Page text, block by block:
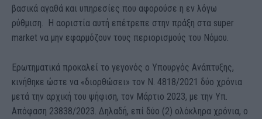
βασικά αγαθά και υπηρεσίες που αφορούσε η εν λόγω
ρύθμιση. Η αοριστία αυτή επέτρεπε στην πράξη στα super
market να μην εφαρμόζουν τους περιορισμούς του Νόμου.
Ερωτηματικά προκαλεί το γεγονός ο Υπουργός Ανάπτυξης,
κινήθηκε ώστε να «διορθώσει» τον Ν. 4818/2021 δύο χρόνια
μετά την αρχική του ψήφιση, τον Μάρτιο 2023, με την Υπ.
Απόφαση 23838/2023. Δηλαδή, επί δύο (2) ολόκληρα χρόνια, ο